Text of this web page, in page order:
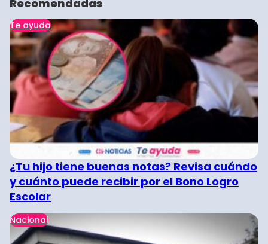
Recomendadas
Te ayuda
¿Tu hijo tiene buenas notas? Revisa cuándo
y cuánto puede recibir por el Bono Logro
Escolar
Nacional